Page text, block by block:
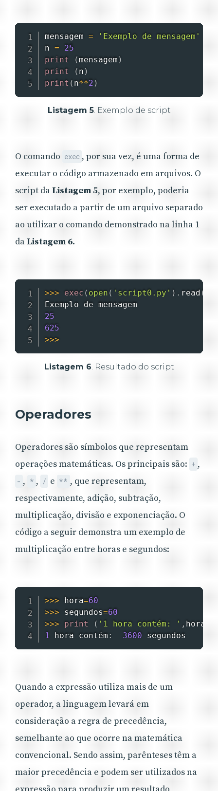
mensagem =
'Exemplo de mensagem'
n =
25
print
(mensagem )
print
( n )
print ( n**2 )
Listagem 5. Exemplo de script
O comando exec , por sua vez, é uma forma de
executar o código armazenado em arquivos. O
script da Listagem 5, por exemplo, poderia
ser executado a partir de um arquivo separado
ao utilizar o comando demonstrado na linha 1
da Listagem 6.
>>> exec ( open ( 'script0.py' ) . read (
25
625
>>>
Listagem 6 . Resultado do script
Operadores
Operadores são símbolos que representam
operações matemáticas. Os principais são: + ,
- , * , / e ** , que representam,
respectivamente, adição, subtração,
multiplicação, divisão e exponenciação. O
código a seguir demonstra um exemplo de
multiplicação entre horas e segundos:
>>> hora=60
>>> segundos=60
>>> print ( '1 hora contém: ' , hora
1
hora contém : 3600 segundos
Quando a expressão utiliza mais de um
operador, a linguagem levará em
consideração a regra de precedência,
semelhante ao que ocorre na matemática
convencional. Sendo assim, parênteses têm a
maior precedência e podem ser utilizados na